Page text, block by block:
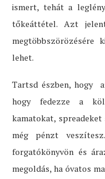
ismert, tehát a
tőkeáttétel. Azt
lehet.
Tartsd észben, hogy
hogy fedezze a
kamatokat, spreadeket
még pénzt
forgatókönyvön és
megoldás, ha óvatos